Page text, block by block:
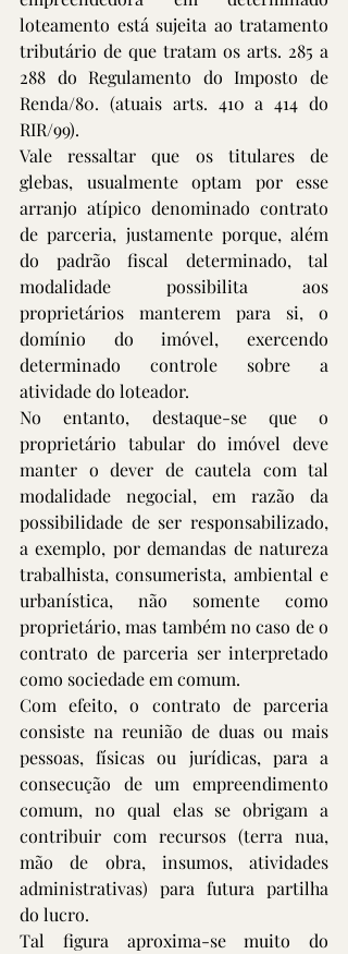
loteamento está sujeita ao tratamento
tributário de que tratam os arts. 285 a
288 do Regulamento do Imposto de
Renda/80. (atuais arts. 410 a 414 do
RIR/99).
Vale ressaltar que os titulares de
glebas, usualmente optam por esse
arranjo atípico denominado contrato
de parceria, justamente porque, além
do padrão fiscal determinado, tal
modalidade possibilita aos
proprietários manterem para si, o
domínio do imóvel, exercendo
determinado controle sobre a
atividade do loteador.
No entanto, destaque-se que o
proprietário tabular do imóvel deve
manter o dever de cautela com tal
modalidade negocial, em razão da
possibilidade de ser responsabilizado,
a exemplo, por demandas de natureza
trabalhista, consumerista, ambiental e
urbanística, não somente como
proprietário, mas também no caso de o
contrato de parceria ser interpretado
como sociedade em comum.
Com efeito, o contrato de parceria
consiste na reunião de duas ou mais
pessoas, físicas ou jurídicas, para a
consecução de um empreendimento
comum, no qual elas se obrigam a
contribuir com recursos (terra nua,
mão de obra, insumos, atividades
administrativas) para futura partilha
do lucro.
Tal figura aproxima-se muito do